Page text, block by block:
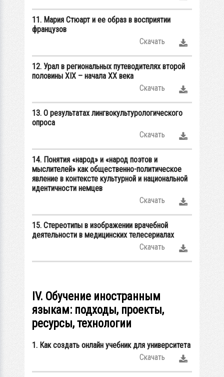
11. Мария Стюарт и ее образ в восприятии
французов
Скачать
12. Урал в региональных путеводителях второй
половины XIX – начала XX века
Скачать
13. О результатах лингвокультурологического
опроса
Скачать
14. Понятия «народ» и «народ поэтов и
мыслителей» как общественно-политическое
явление в контексте культурной и национальной
идентичности немцев
Скачать
15. Стереотипы в изображении врачебной
деятельности в медицинских телесериалах
Скачать
IV. Обучение иностранным
языкам: подходы, проекты,
ресурсы, технологии
1. Как создать онлайн учебник для университета
Скачать